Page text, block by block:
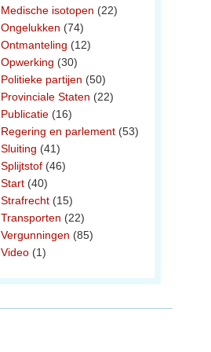
Medische isotopen (22)
Ongelukken (74)
Ontmanteling (12)
Opwerking (30)
Politieke partijen (50)
Provinciale Staten (22)
Publicatie (16)
Regering en parlement (53)
Sluiting (41)
Splijtstof (46)
Start (40)
Strafrecht (15)
Transporten (22)
Vergunningen (85)
Video (1)